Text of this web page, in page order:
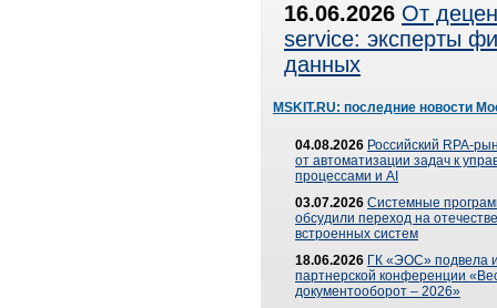
16.06.2026 От
service: эксперты
данных
MSKIT.RU: последние новости
04.08.2026 Российский RPA-
от автоматизации задач к
процессами и AI
03.07.2026 Системные
обсудили переход на
встроенных систем
18.06.2026 ГК «ЭОС» подвела
партнерской конференции
документооборот – 2026»